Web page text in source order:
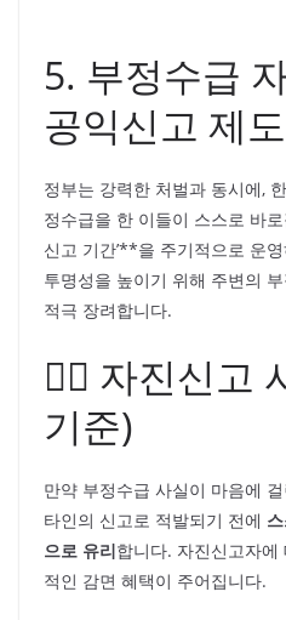
5. 부정수급
공익신고 제도
정부는 강력한 처벌과 동시에,
정수급을 한 이들이 스스로 바
신고 기간’**을 주기적으로 운
투명성을 높이기 위해 주변의
적극 장려합니다.
🙋‍♂️ 자진신고
기준)
만약 부정수급 사실이 마음에
타인의 신고로 적발되기 전에
으로 유리합니다. 자진신고자에
적인 감면 혜택이 주어집니다.